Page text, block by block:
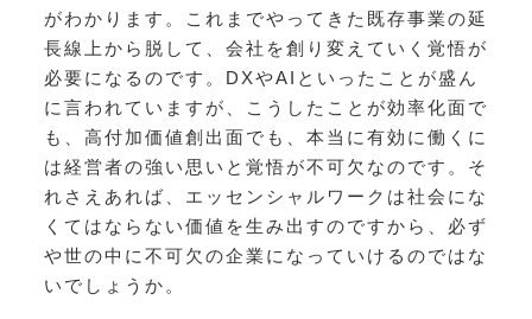
がわかります。これまでやってきた既存事業の延
長線上から脱して、会社を創り変えていく覚悟が
必要になるのです。DXやAIといったことが盛ん
に言われていますが、こうしたことが効率化面で
も、高付加価値創出面でも、本当に有効に働くに
は経営者の強い思いと覚悟が不可欠なのです。そ
れさえあれば、エッセンシャルワークは社会にな
くてはならない価値を生み出すのですから、必ず
や世の中に不可欠の企業になっていけるのではな
いでしょうか。